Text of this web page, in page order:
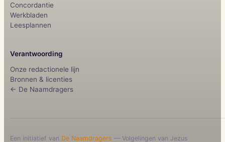
Concordantie
Werkbladen
Leesplannen
Verantwoording
Onze redactionele lijn
Bronnen & licenties
← De Naamdragers
Een initiatief van De Naamdragers — Volgelingen van Jezus